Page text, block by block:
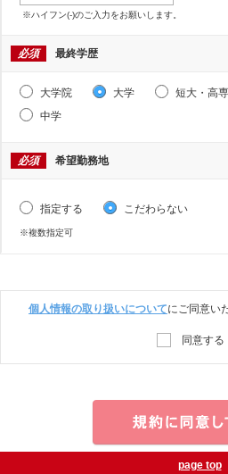
※ハイフン(-)のご入力をお願いします。
必須 最終学歴
大学院 大学 短大・高
中学
必須 希望勤務地
指定する こだわらない
※複数指定可
個人情報の取り扱いについてにご同意い
同意する
page top